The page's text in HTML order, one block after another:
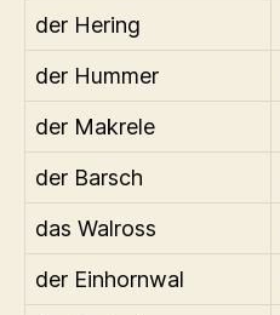
der Hering
der Hummer
der Makrele
der Barsch
das Walross
der Einhornwal